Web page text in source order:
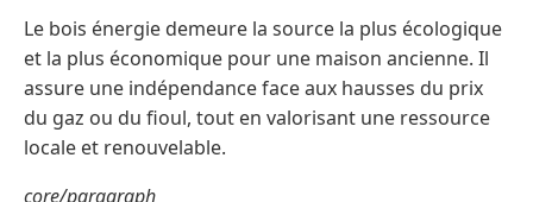
Le bois énergie demeure la source la plus écologique
et la plus économique pour une maison ancienne. Il
assure une indépendance face aux hausses du prix
du gaz ou du fioul, tout en valorisant une ressource
locale et renouvelable.
core/paragraph